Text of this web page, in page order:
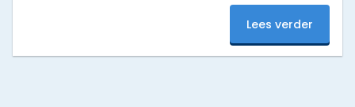
avonden nog wel wat fris kan zijn hebben we natuurlijk
lekkere warme fleecedekens aan boord. Zo kan jij,
tijdens jouw rondvaart, heerlijk genieten van de lente
Lees verder